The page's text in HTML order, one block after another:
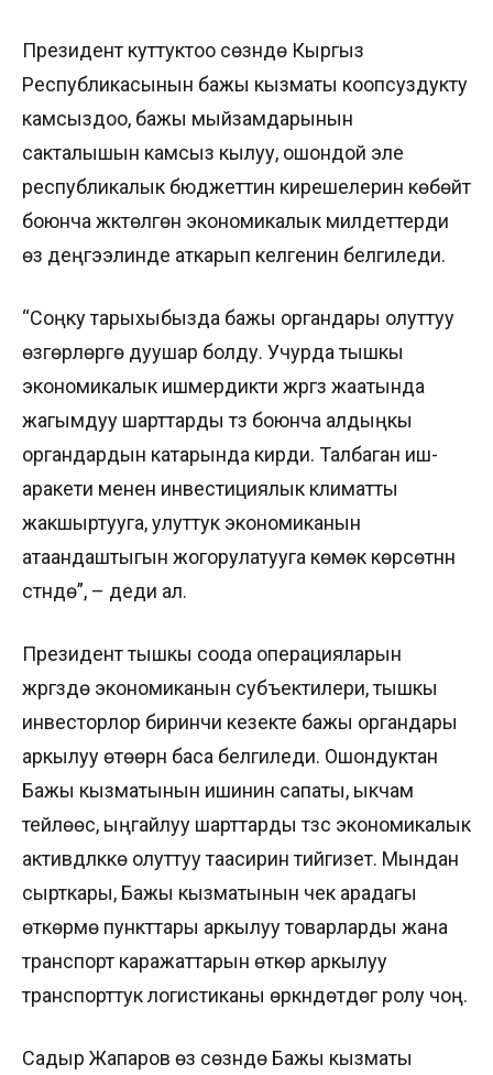
Президент куттуктоо сөзүндө Кыргыз
Республикасынын бажы кызматы коопсуздукту
камсыздоо, бажы мыйзамдарынын
сакталышын камсыз кылуу, ошондой эле
республикалык бюджеттин кирешелерин көбөйтүү
боюнча жүктөлгөн экономикалык милдеттерди
өз деңгээлинде аткарып келгенин белгиледи.
“Соңку тарыхыбызда бажы органдары олуттуу
өзгөрүүлөргө дуушар болду. Учурда тышкы
экономикалык ишмердикти жүргүзүү жаатында
жагымдуу шарттарды түзүү боюнча алдыңкы
органдардын катарында кирди. Талбаган иш-
аракети менен инвестициялык климатты
жакшыртууга, улуттук экономиканын
атаандаштыгын жогорулатууга көмөк көрсөтүүнүн
үстүндө”, – деди ал.
Президент тышкы соода операцияларын
жүргүзүүдө экономиканын субъектилери, тышкы
инвесторлор биринчи кезекте бажы органдары
аркылуу өтөөрүн баса белгиледи. Ошондуктан
Бажы кызматынын ишинин сапаты, ыкчам
тейлөөсү, ыңгайлуу шарттарды түзүүсү экономикалык
активдүүлүккө олуттуу таасирин тийгизет. Мындан
сырткары, Бажы кызматынын чек арадагы
өткөрмө пункттары аркылуу товарларды жана
транспорт каражаттарын өткөрүү аркылуу
транспорттук логистиканы өркүндөтүүдөгү ролу чоң.
Садыр Жапаров өз сөзүндө Бажы кызматы